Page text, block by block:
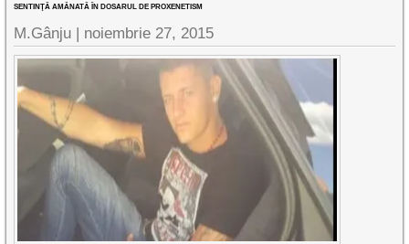
SENTINŢĂ AMÂNATĂ ÎN DOSARUL DE PROXENETISM
M.Gânju | noiembrie 27, 2015